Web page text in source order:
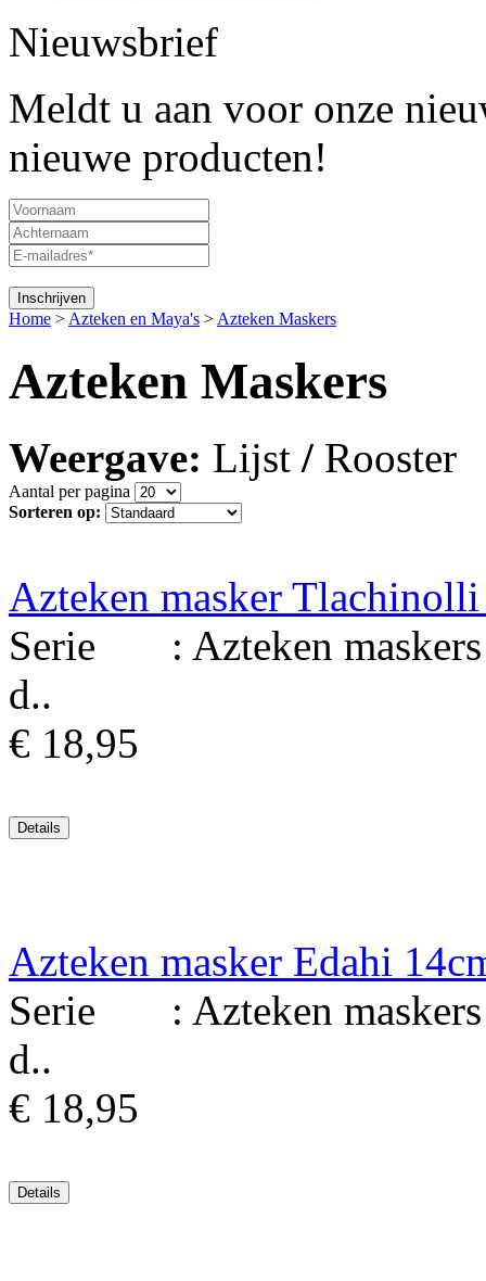
Nieuwsbrief
Meldt u aan voor onze
nieuwe producten!
Home > Azteken en Maya's > Azteken Maskers
Azteken Maskers
Weergave: Lijst / Rooster
Aantal per pagina
Sorteren op:
Azteken masker
Serie : Azteken maskers
d..
€ 18,95
Azteken masker Edahi
Serie : Azteken maskers
d..
€ 18,95